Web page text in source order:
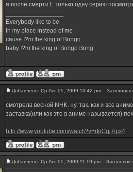
я после смерти L только одну серию
Everybody like to be
in my place instead of me
cause I?m the king of Bongo
baby I?m the king of Bongo Bong
Добавлено: Ср Авг 05, 2009 10:42 pm Заголовок
смотрела весной NHK. ну, так. как и все
заставка(или как это в аниме называется)
http://www.youtube.com/watch?v=rIpCqj7gjx4
Добавлено: Ср Авг 05, 2009 11:19 pm Заголовок